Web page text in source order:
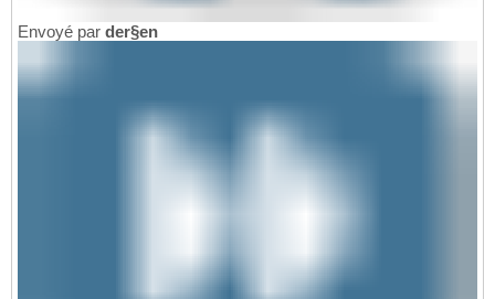
Envoyé par der§en